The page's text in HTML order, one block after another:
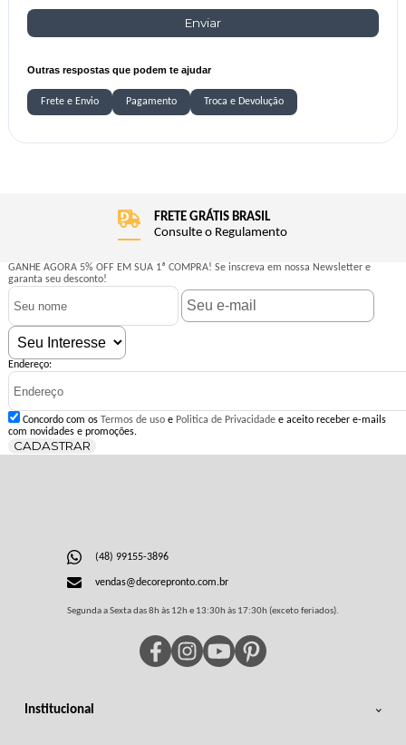
Enviar
Outras respostas que podem te ajudar
Frete e Envio Pagamento Troca e Devolução
FRETE GRÁTIS BRASIL
Consulte o Regulamento
GANHE AGORA 5% OFF EM SUA 1ª COMPRA! Se inscreva em nossa Newsletter e
garanta seu desconto!
Endereço:
Concordo com os Termos de usoe Politica de Privacidadee aceito receber e-mails
com novidades e promoções.
CADASTRAR
Institucional
(48) 99155-3896
vendas@decorepronto.com.br
Segunda a Sexta das 8h às 12h e 13:30h às 17:30h (exceto feriados).